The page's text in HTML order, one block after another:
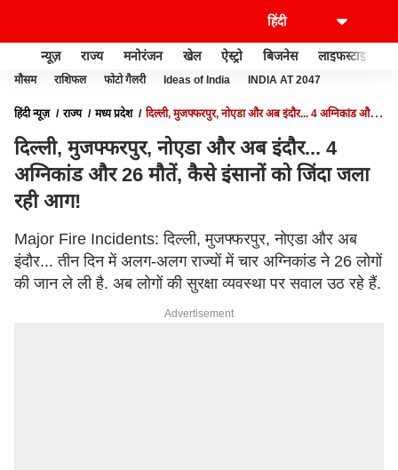
न्यूज़ राज्य मनोरंजन खेल ऐस्ट्रो बिजनेस लाइफस्टाइल
मौसम राशिफल फोटो गैलरी Ideas of India INDIA AT 2047
हिंदी न्यूज़ राज्य मध्य प्रदेश
दिल्ली, मुजफ्फरपुर, नोएडा और अब इंदौर... 4 अग्निकांड और
दिल्ली, मुजफ्फरपुर, नोएडा और अब इंदौर... 4
अग्निकांड और 26 मौतें, कैसे इंसानों को जिंदा जला
रही आग!
Major Fire Incidents: दिल्ली, मुजफ्फरपुर, नोएडा और अब
इंदौर... तीन दिन में अलग-अलग राज्यों में चार अग्निकांड ने 26 लोगों
की जान ले ली है. अब लोगों की सुरक्षा व्यवस्था पर सवाल उठ रहे हैं.
Advertisement